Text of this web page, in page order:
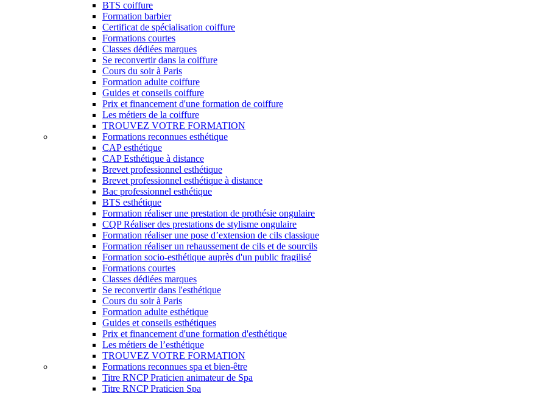
BTS coiffure
Formation barbier
Certificat de spécialisation coiffure
Formations courtes
Classes dédiées marques
Se reconvertir dans la coiffure
Cours du soir à Paris
Formation adulte coiffure
Guides et conseils coiffure
Prix et financement d'une formation de coiffure
Les métiers de la coiffure
TROUVEZ VOTRE FORMATION
Formations reconnues esthétique
CAP esthétique
CAP Esthétique à distance
Brevet professionnel esthétique
Brevet professionnel esthétique à distance
Bac professionnel esthétique
BTS esthétique
Formation réaliser une prestation de prothésie ongulaire
CQP Réaliser des prestations de stylisme ongulaire
Formation réaliser une pose d’extension de cils classique
Formation réaliser un rehaussement de cils et de sourcils
Formation socio-esthétique auprès d'un public fragilisé
Formations courtes
Classes dédiées marques
Se reconvertir dans l'esthétique
Cours du soir à Paris
Formation adulte esthétique
Guides et conseils esthétiques
Prix et financement d'une formation d'esthétique
Les métiers de l’esthétique
TROUVEZ VOTRE FORMATION
Formations reconnues spa et bien-être
Titre RNCP Praticien animateur de Spa
Titre RNCP Praticien Spa